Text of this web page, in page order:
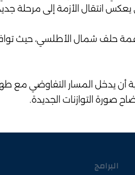
انتقال الأزمة إلى مرحلة جديدة
قمة حلف شمال الأطلسي، حيث
يدخل المسار التفاوضي مع
صورة التوازنات الجديدة.
البرامج